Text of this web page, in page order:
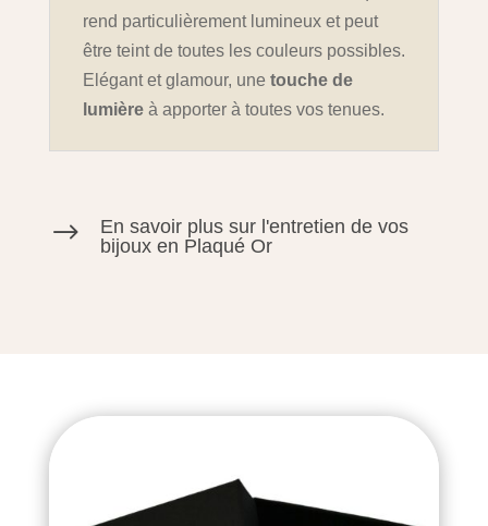
rend particulièrement lumineux et peut
être teint de toutes les couleurs possibles.
Elégant et glamour, une touche de
lumièreà apporter à toutes vos tenues.
$
En savoir plus sur l'entretien de vos
bijoux en Plaqué Or